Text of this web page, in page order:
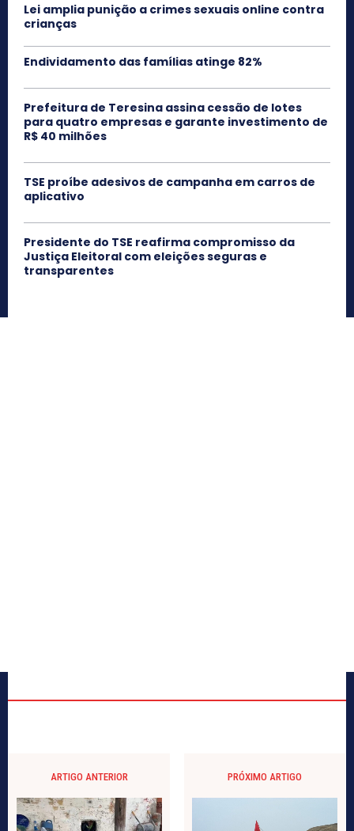
Lei amplia punição a crimes sexuais online contra
crianças
Endividamento das famílias atinge 82%
Prefeitura de Teresina assina cessão de lotes
para quatro empresas e garante investimento de
R$ 40 milhões
TSE proíbe adesivos de campanha em carros de
aplicativo
Presidente do TSE reafirma compromisso da
Justiça Eleitoral com eleições seguras e
transparentes
ARTIGO ANTERIOR PRÓXIMO ARTIGO